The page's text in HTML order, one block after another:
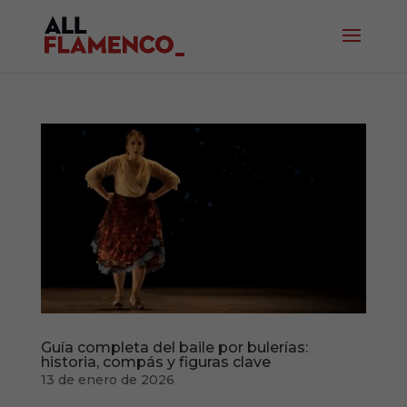
Guía completa del baile por bulerías:
historia, compás y figuras clave
13 de enero de 2026